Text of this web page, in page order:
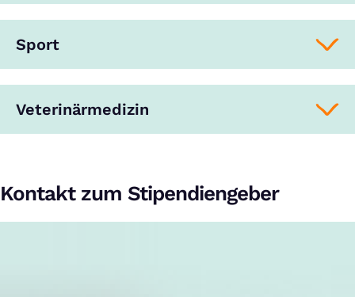
Sport
Veterinärmedizin
Kontakt zum Stipendiengeber